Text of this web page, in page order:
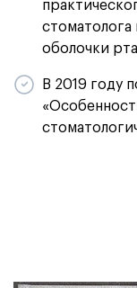
стоматолога
оболочки
В 2019 году